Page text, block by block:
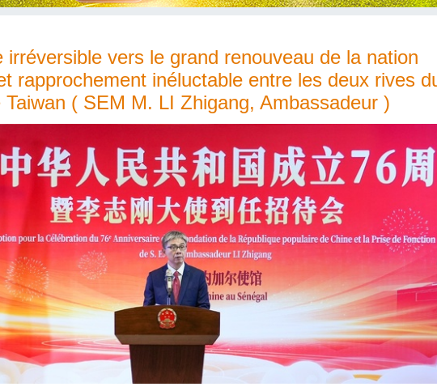
irréversible vers le grand renouveau de la nation
rapprochement inéluctable entre les deux rives
Taiwan ( SEM M. LI Zhigang, Ambassadeur )